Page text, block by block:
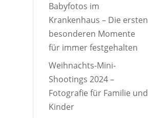
Babyfotos im
Krankenhaus – Die ersten
besonderen Momente
für immer festgehalten
Weihnachts-Mini-
Shootings 2024 –
Fotografie für Familie und
Kinder